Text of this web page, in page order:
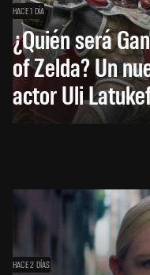
HACE 1 DÍA
¿Quién será
of Zelda? Un
actor Uli
HACE 2 DÍAS